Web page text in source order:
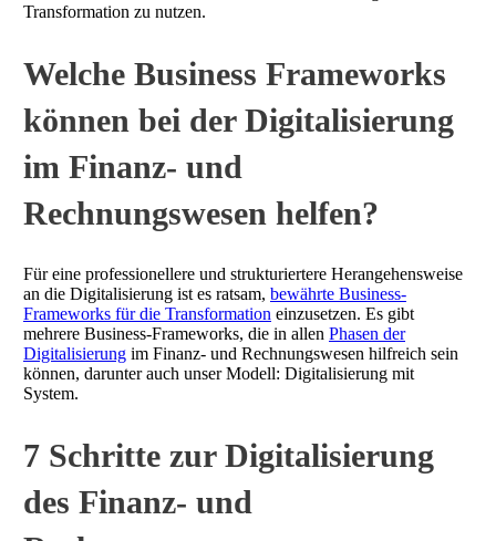
Transformation zu nutzen.
Welche Business Frameworks
können bei der Digitalisierung
im Finanz- und
Rechnungswesen helfen?
Für eine professionellere und strukturiertere Herangehensweise
an die Digitalisierung ist es ratsam, bewährte Business-
Frameworks für die Transformation einzusetzen. Es gibt
mehrere Business-Frameworks, die in allen Phasen der
Digitalisierung im Finanz- und Rechnungswesen hilfreich sein
können, darunter auch unser Modell: Digitalisierung mit
System.
7 Schritte zur Digitalisierung
des Finanz- und